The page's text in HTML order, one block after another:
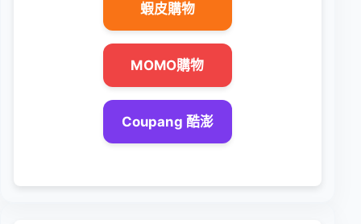
蝦皮購物
MOMO購物
Coupang 酷澎